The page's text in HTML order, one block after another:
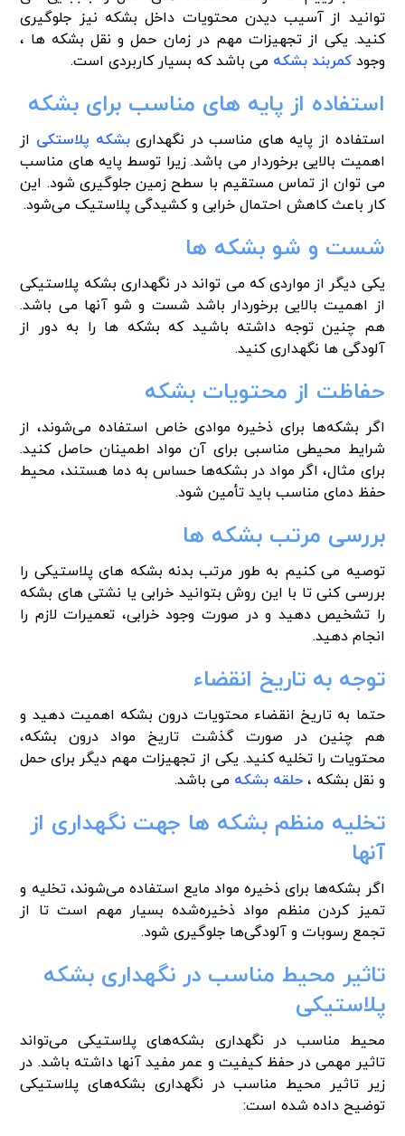
توانید از آسیب دیدن محتویات داخل بشکه نیز جلوگیری
کنید. یکی از تجهیزات مهم در زمان حمل و نقل بشکه ها ،
وجودکمربند بشکه می باشد که بسیار کاربردی است.
استفاده از پایه های مناسب برای بشکه
استفاده از پایه های مناسب در نگهداریبشکه پلاستکی از
اهمیت بالایی برخوردار می باشد. زیرا توسط پایه های مناسب
می توان از تماس مستقیم با سطح زمین جلوگیری شود. این
کار باعث کاهش احتمال خرابی و کشیدگی پلاستیک می‌شود.
شست و شو بشکه ها
یکی دیگر از مواردی که می تواند در نگهداری بشکه پلاستیکی
از اهمیت بالایی برخوردار باشد شست و شو آنها می باشد.
هم چنین توجه داشته باشید که بشکه ها را به دور از
آلودگی ها نگهداری کنید.
حفاظت از محتویات بشکه
اگر بشکه‌ها برای ذخیره موادی خاص استفاده می‌شوند، از
شرایط محیطی مناسبی برای آن مواد اطمینان حاصل کنید.
برای مثال، اگر مواد در بشکه‌ها حساس به دما هستند، محیط
حفظ دمای مناسب باید تأمین شود.
بررسی مرتب بشکه ها
توصیه می کنیم به طور مرتب بدنه بشکه های پلاستیکی را
بررسی کنی تا با این روش بتوانید خرابی یا نشتی های بشکه
را تشخیص دهید و در صورت وجود خرابی، تعمیرات لازم را
انجام دهید.
توجه به تاریخ انقضاء
حتما به تاریخ انقضاء محتویات درون بشکه اهمیت دهید و
هم چنین در صورت گذشت تاریخ مواد درون بشکه،
محتویات را تخلیه کنید. یکی از تجهیزات مهم دیگر برای حمل
و نقل بشکه ،حلقه بشکه می باشد.
تخلیه منظم بشکه ها جهت نگهداری از
آنها
اگر بشکه‌ها برای ذخیره مواد مایع استفاده می‌شوند، تخلیه و
تمیز کردن منظم مواد ذخیره‌شده بسیار مهم است تا از
تجمع رسوبات و آلودگی‌ها جلوگیری شود.
تاثیر محیط مناسب در نگهداری بشکه
پلاستیکی
محیط مناسب در نگهداری بشکه‌های پلاستیکی می‌تواند
تاثیر مهمی در حفظ کیفیت و عمر مفید آنها داشته باشد. در
زیر تاثیر محیط مناسب در نگهداری بشکه‌های پلاستیکی
توضیح داده شده است: